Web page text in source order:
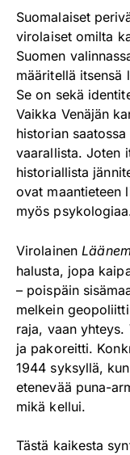
Suomalaiset
virolaiset omilta
Suomen
määritellä itsensä
Se on sekä
Vaikka Venäjän
historian
vaarallista. Joten
historiallista
ovat maantieteen
myös
Virolainen
halusta, jopa
– poispäin
melkein
raja, vaan
ja pakoreitti.
1944 syksyllä,
etenevää puna-
mikä kellui.
Tästä kaikesta